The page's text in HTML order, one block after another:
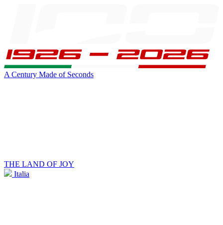
A Century Made of Seconds
THE LAND OF JOY
Italia